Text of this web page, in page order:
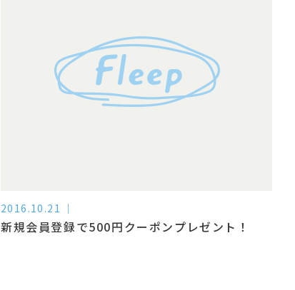
2016.10.21
新規会員登録で500円クーポンプレゼント！